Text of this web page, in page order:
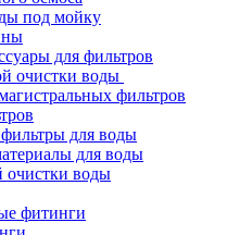
под мойку
для фильтров
очистки воды
фильтров
для воды
для воды
очистки воды
фитинги